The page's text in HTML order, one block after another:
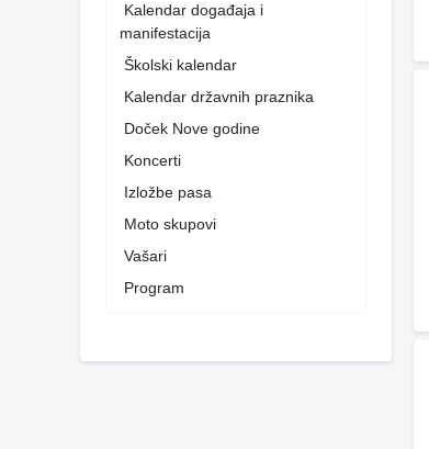
Kalendar događaja i
manifestacija
Školski kalendar
Kalendar državnih praznika
Doček Nove godine
Koncerti
Izložbe pasa
Moto skupovi
Vašari
Program